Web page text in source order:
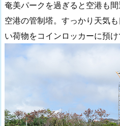
奄美パークを過ぎると空港も
空港の管制塔。すっかり天気
い荷物をコインロッカーに預け